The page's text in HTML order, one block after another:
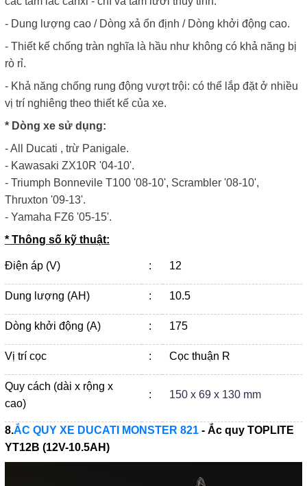
- Dung lượng cao / Dòng xả ổn định / Dòng khởi động cao.
- Thiết kế chống tràn nghĩa là hầu như không có khả năng bị
rò rỉ.
- Khả năng chống rung động vượt trội: có thể lắp đặt ở nhiều
vị trí nghiêng theo thiết kế của xe.
* Dòng xe sử dụng:
- All Ducati , trừ Panigale.
- Kawasaki ZX10R '04-10'.
- Triumph Bonnevile T100 '08-10', Scrambler '08-10',
Thruxton '09-13'.
- Yamaha FZ6 '05-15'.
* Thông số kỹ thuật:
Điện áp (V) : 12
Dung lượng (AH) : 10.5
Dòng khởi động (A) : 175
Vị trí cọc : Cọc thuận R
Quy cách (dài x rộng x
cao)
: 150 x 69 x 130 mm
8.ẮC QUY XE DUCATI MONSTER 821- Ắc quy TOPLITE
YT12B (12V-10.5AH)